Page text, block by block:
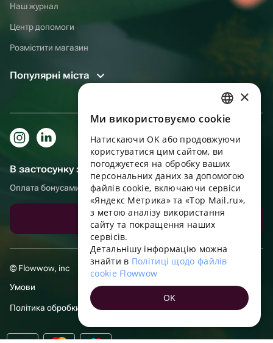
Наш журнал
Центр допомоги
Розмістити магазин
Популярні міста
В застосунку зручніше!
Оплата бонусами, самовивіз, зручний чат підтримки
Завантажити додаток
© Flowwow, inc
Умови
Політика обробки даних
RUSSIAN
ENGLISH
UKRAINIAN
PORTUGUESE
SPANISH
HUNGARIAN
FRENCH
TURKISH
POLISH
×
Ми використовуємо cookie
Натискаючи OK або продовжуючи
користуватися цим сайтом, ви
погоджуєтеся на обробку ваших
персональних даних за допомогою
файлів cookie, включаючи сервіси
«Яндекс Метрика» та «Top Mail.ru»,
з метою аналізу використання
сайту та покращення наших
сервісів.
Детальнішу інформацію можна
знайти в Політиці щодо файлів
cookie Flowwow
OK